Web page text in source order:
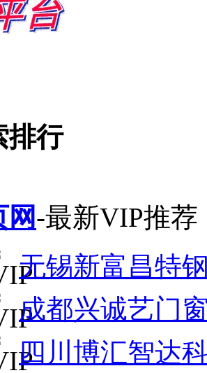
排行
-最新VIP推荐
无锡新富昌特
成都兴诚艺门
四川博汇智达